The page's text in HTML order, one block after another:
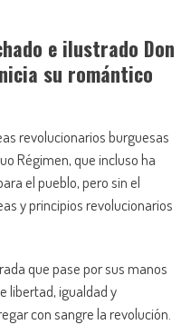
e ilustrado Don
su romántico
revolucionarios burguesas
Régimen, que incluso ha
el pueblo, pero sin el
y principios revolucionarios
que pase por sus manos
libertad, igualdad y
con sangre la revolución.